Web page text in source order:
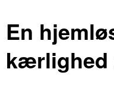
En
kærlighed